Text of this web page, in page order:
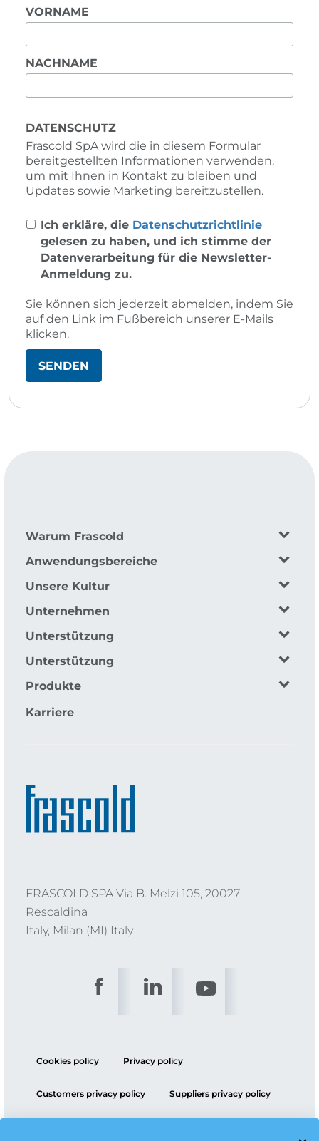
VORNAME
NACHNAME
DATENSCHUTZ
Frascold SpA wird die in diesem Formular
bereitgestellten Informationen verwenden,
um mit Ihnen in Kontakt zu bleiben und
Updates sowie Marketing bereitzustellen.
Ich erkläre, die Datenschutzrichtlinie
gelesen zu haben, und ich stimme der
Datenverarbeitung für die Newsletter-
Anmeldung zu.
Sie können sich jederzeit abmelden, indem Sie
auf den Link im Fußbereich unserer E-Mails
klicken.
Warum Frascold
Anwendungsbereiche
Unsere Kultur
Unternehmen
Unterstützung
Unterstützung
Produkte
Karriere
FRASCOLD SPA Via B. Melzi 105, 20027
Rescaldina
Italy, Milan (MI) Italy
Cookies policy Privacy policy
Customers privacy policy Suppliers privacy policy